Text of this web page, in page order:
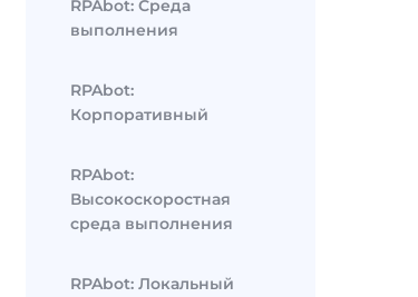
RPAbot: Среда
выполнения
RPAbot:
Корпоративный
RPAbot:
Высокоскоростная
среда выполнения
RPAbot: Локальный